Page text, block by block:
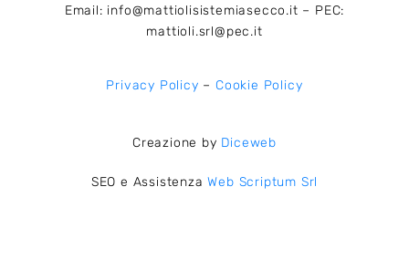
Email: info@mattiolisistemiasecco.it – PEC:
mattioli.srl@pec.it
Privacy Policy – Cookie Policy
Creazione by Diceweb
SEO e AssistenzaWeb Scriptum Srl